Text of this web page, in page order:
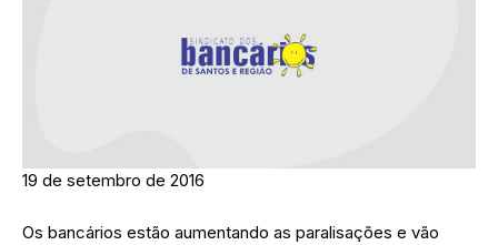
19 de setembro de 2016
Os bancários estão aumentando as paralisações e vão